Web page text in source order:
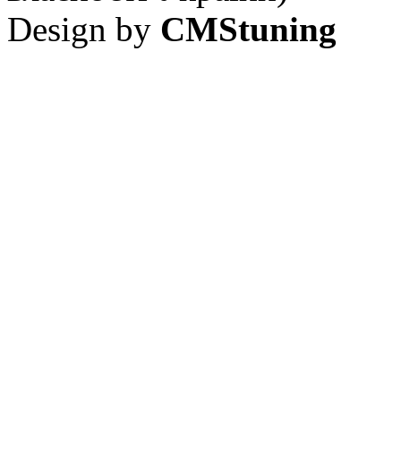
Design by CMStuning